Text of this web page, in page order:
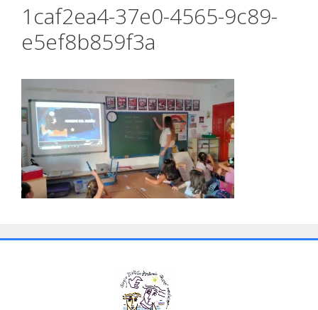
1caf2ea4-37e0-4565-9c89-
e5ef8b859f3a